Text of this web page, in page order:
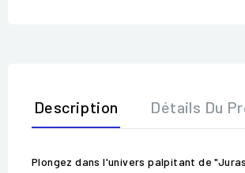
Description Détails Du
Plongez dans l'univers palpitant de